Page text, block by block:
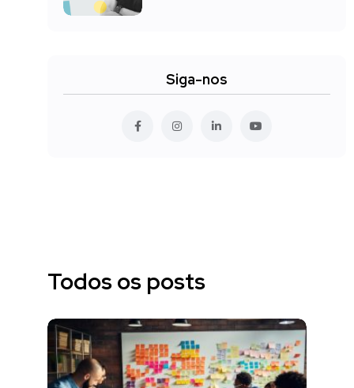
Siga-nos
Todos os posts